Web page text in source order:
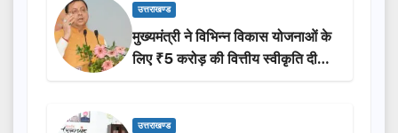
उत्तराखण्ड
मुख्यमंत्री ने विभिन्न विकास योजनाओं के
लिए ₹5 करोड़ की वित्तीय स्वीकृति दी…
उत्तराखण्ड